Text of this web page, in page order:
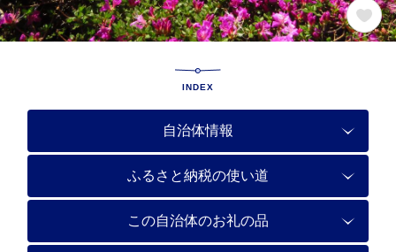
INDEX
自治体情報
ふるさと納税の使い道
この自治体のお礼の品